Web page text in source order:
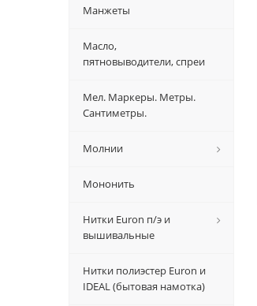
Манжеты
Масло,
пятновыводители, спреи
Мел. Маркеры. Метры.
Сантиметры.
Молнии
Мононить
Нитки Euron п/э и
вышивальные
Нитки полиэстер Euron и
IDEAL (бытовая намотка)